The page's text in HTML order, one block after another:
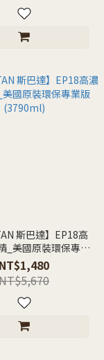
斯巴達】EP18高
_美國原裝環保專業
版(3790ml)
NT$1,480